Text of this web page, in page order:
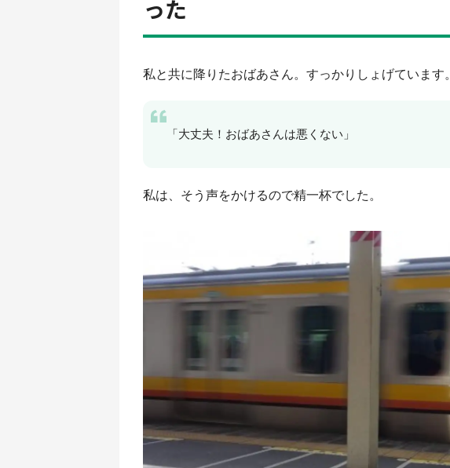
った
私と共に降りたおばあさん。すっかりしょげています。
「大丈夫！おばあさんは悪くない」
私は、そう声をかけるので精一杯でした。